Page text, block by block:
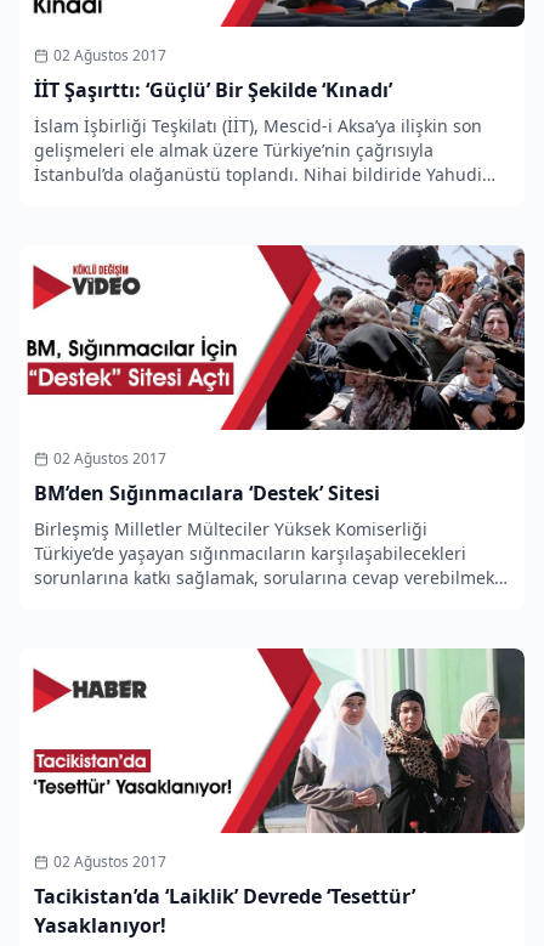
02 Ağustos 2017
İİT Şaşırttı: ‘Güçlü’ Bir Şekilde ‘Kınadı’
İslam İşbirliği Teşkilatı (İİT), Mescid-i Aksa’ya ilişkin son
gelişmeleri ele almak üzere Türkiye’nin çağrısıyla
İstanbul’da olağanüstü toplandı. Nihai bildiride Yahudi
02 Ağustos 2017
BM’den Sığınmacılara ‘Destek’ Sitesi
Birleşmiş Milletler Mülteciler Yüksek Komiserliği
Türkiye’de yaşayan sığınmacıların karşılaşabilecekleri
sorunlarına katkı sağlamak, sorularına cevap verebilmek
02 Ağustos 2017
Tacikistan’da ‘Laiklik’ Devrede ‘Tesettür’
Yasaklanıyor!